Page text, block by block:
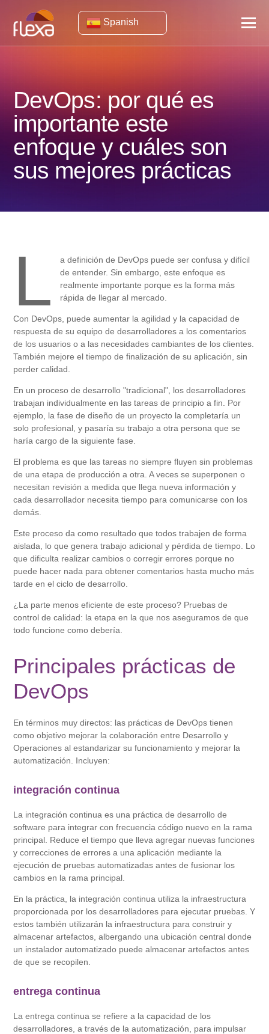
Spanish
DevOps: por qué es
importante este
enfoque y cuáles son
sus mejores prácticas
L
a definición de DevOps puede ser confusa y difícil
de entender. Sin embargo, este enfoque es
realmente importante porque es la forma más
rápida de llegar al mercado.
Con DevOps, puede aumentar la agilidad y la capacidad de
respuesta de su equipo de desarrolladores a los comentarios
de los usuarios o a las necesidades cambiantes de los clientes.
También mejore el tiempo de finalización de su aplicación, sin
perder calidad.
En un proceso de desarrollo "tradicional", los desarrolladores
trabajan individualmente en las tareas de principio a fin. Por
ejemplo, la fase de diseño de un proyecto la completaría un
solo profesional, y pasaría su trabajo a otra persona que se
haría cargo de la siguiente fase.
El problema es que las tareas no siempre fluyen sin problemas
de una etapa de producción a otra. A veces se superponen o
necesitan revisión a medida que llega nueva información y
cada desarrollador necesita tiempo para comunicarse con los
demás.
Este proceso da como resultado que todos trabajen de forma
aislada, lo que genera trabajo adicional y pérdida de tiempo. Lo
que dificulta realizar cambios o corregir errores porque no
puede hacer nada para obtener comentarios hasta mucho más
tarde en el ciclo de desarrollo.
¿La parte menos eficiente de este proceso? Pruebas de
control de calidad: la etapa en la que nos aseguramos de que
todo funcione como debería.
Principales prácticas de
DevOps
En términos muy directos: las prácticas de DevOps tienen
como objetivo mejorar la colaboración entre Desarrollo y
Operaciones al estandarizar su funcionamiento y mejorar la
automatización. Incluyen:
integración continua
La integración continua es una práctica de desarrollo de
software para integrar con frecuencia código nuevo en la rama
principal. Reduce el tiempo que lleva agregar nuevas funciones
y correcciones de errores a una aplicación mediante la
ejecución de pruebas automatizadas antes de fusionar los
cambios en la rama principal.
En la práctica, la integración continua utiliza la infraestructura
proporcionada por los desarrolladores para ejecutar pruebas. Y
estos también utilizarán la infraestructura para construir y
almacenar artefactos, albergando una ubicación central donde
un instalador automatizado puede almacenar artefactos antes
de que se recopilen.
entrega continua
La entrega continua se refiere a la capacidad de los
desarrolladores, a través de la automatización, para impulsar